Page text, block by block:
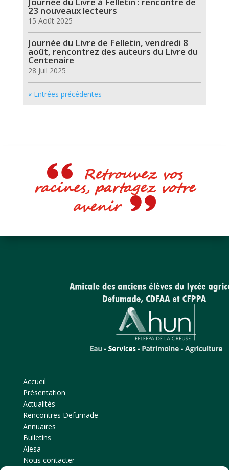
23 nouveaux lecteurs
15 Août 2025
Journée du Livre de Felletin, vendredi 8
août, rencontrez des auteurs du Livre du
Centenaire
28 Juil 2025
« Entrées précédentes
Retrouvez vos
racines, partagez votre
avenir
Accueil
Présentation
Actualités
Rencontres Defumade
Annuaires
Bulletins
Alesa
Nous contacter